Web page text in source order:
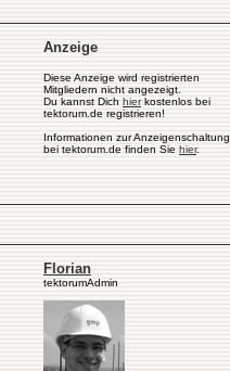
Anzeige
Diese Anzeige wird registrierten
Mitgliedern nicht angezeigt.
Du kannst Dich hierkostenlos bei
tektorum.de registrieren!
Informationen zur Anzeigenschaltung
bei tektorum.de finden Sie hier.
Florian
tektorumAdmin